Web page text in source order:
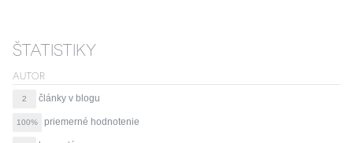
ŠTATISTIKY
AUTOR
2 články v blogu
100% priemerné hodnotenie